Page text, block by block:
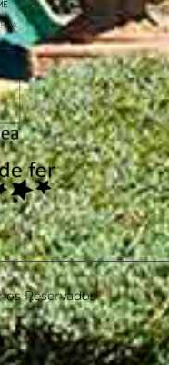
Reservados